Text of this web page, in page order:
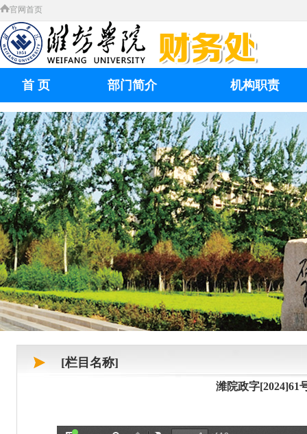
官网首页
首 页 部门简介 机构职责
[栏目名称]
潍院政字[2024]61